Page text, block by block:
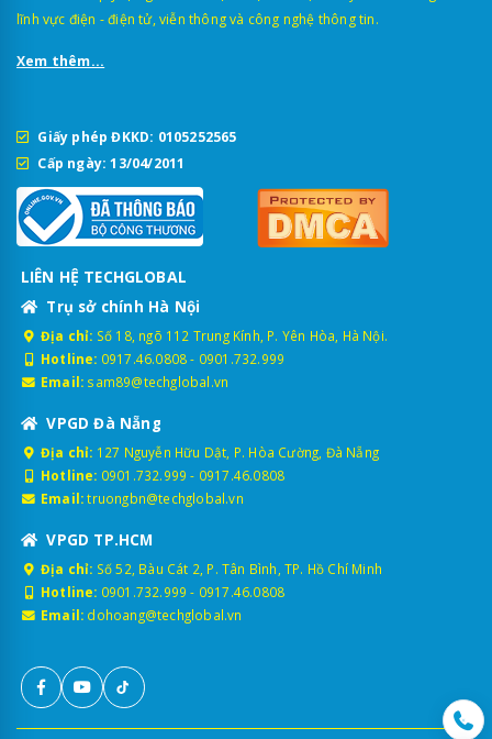
lĩnh vực điện - điện tử, viễn thông và công nghệ thông tin.
Xem thêm...
Giấy phép ĐKKD: 0105252565
Cấp ngày: 13/04/2011
LIÊN HỆ TECHGLOBAL
Trụ sở chính Hà Nội
Địa chỉ: Số 18, ngõ 112 Trung Kính, P. Yên Hòa, Hà Nội.
Hotline: 0917.46.0808- 0901.732.999
Email: sam89@techglobal.vn
VPGD Đà Nẵng
Địa chỉ: 127 Nguyễn Hữu Dật, P. Hòa Cường, Đà Nẵng
Hotline: 0901.732.999 - 0917.46.0808
Email: truongbn@techglobal.vn
VPGD TP.HCM
Địa chỉ: Số 52, Bàu Cát 2, P. Tân Bình, TP. Hồ Chí Minh
Hotline: 0901.732.999 - 0917.46.0808
Email: dohoang@techglobal.vn